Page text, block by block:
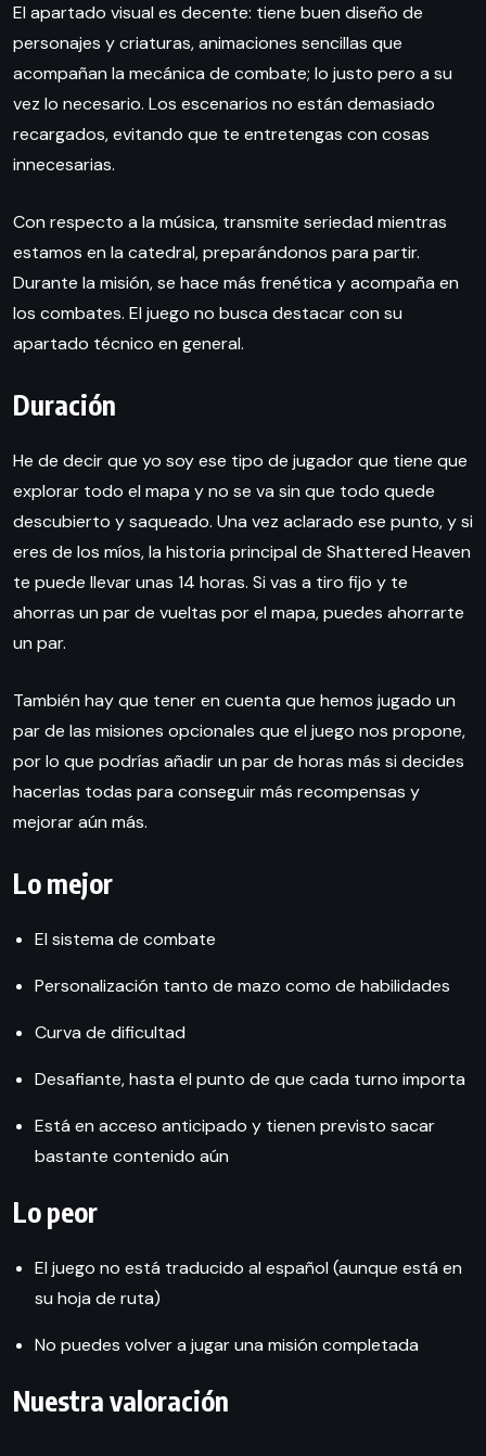
El apartado visual es decente: tiene buen diseño de
personajes y criaturas, animaciones sencillas que
acompañan la mecánica de combate; lo justo pero a su
vez lo necesario. Los escenarios no están demasiado
recargados, evitando que te entretengas con cosas
innecesarias.
Con respecto a la música, transmite seriedad mientras
estamos en la catedral, preparándonos para partir.
Durante la misión, se hace más frenética y acompaña en
los combates. El juego no busca destacar con su
apartado técnico en general.
Duración
He de decir que yo soy ese tipo de jugador que tiene que
explorar todo el mapa y no se va sin que todo quede
descubierto y saqueado. Una vez aclarado ese punto, y si
eres de los míos, la historia principal de Shattered Heaven
te puede llevar unas 14 horas. Si vas a tiro fijo y te
ahorras un par de vueltas por el mapa, puedes ahorrarte
un par.
También hay que tener en cuenta que hemos jugado un
par de las misiones opcionales que el juego nos propone,
por lo que podrías añadir un par de horas más si decides
hacerlas todas para conseguir más recompensas y
mejorar aún más.
Lo mejor
El sistema de combate
Personalización tanto de mazo como de habilidades
Curva de dificultad
Desafiante, hasta el punto de que cada turno importa
Está en acceso anticipado y tienen previsto sacar
bastante contenido aún
Lo peor
El juego no está traducido al español (aunque está en
su hoja de ruta)
No puedes volver a jugar una misión completada
Nuestra valoración